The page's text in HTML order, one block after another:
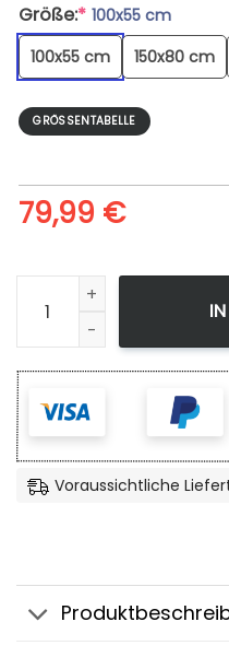
Größe:* 100x55 cm
100x55 cm
150x80 cm
GRÖSSENTABELLE
79,99 €
Leinwandbild My Hero
Voraussichtliche